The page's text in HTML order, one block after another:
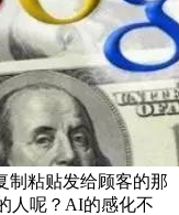
粘贴发给顾客的那
人呢？AI的感化不